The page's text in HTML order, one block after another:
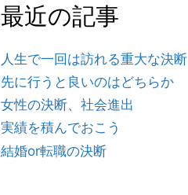
最近の記事
人生で一回は訪れる重大な決断
先に行うと良いのはどちらか
女性の決断、社会進出
実績を積んでおこう
結婚or転職の決断